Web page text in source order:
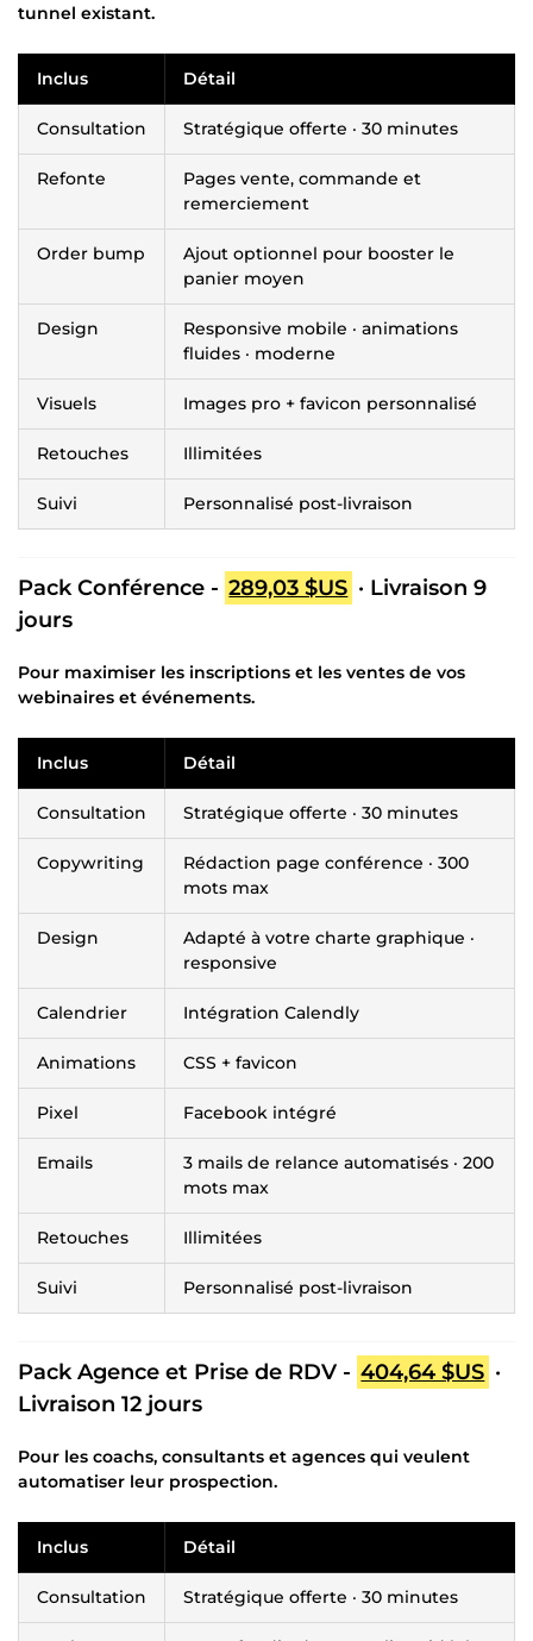
tunnel existant.
Inclus Détail
Consultation Stratégique offerte · 30 minutes
Refonte
Pages vente, commande et
remerciement
Order bump
Ajout optionnel pour booster le
panier moyen
Design
Responsive mobile · animations
fluides · moderne
Visuels Images pro + favicon personnalisé
Retouches Illimitées
Suivi Personnalisé post-livraison
Pack Conférence - 289,03 $US · Livraison 9
jours
Pour maximiser les inscriptions et les ventes de vos
webinaires et événements.
Inclus Détail
Consultation Stratégique offerte · 30 minutes
Copywriting
Rédaction page conférence · 300
mots max
Design
Adapté à votre charte graphique ·
responsive
Calendrier Intégration Calendly
Animations CSS + favicon
Pixel Facebook intégré
Emails
3 mails de relance automatisés · 200
mots max
Retouches Illimitées
Suivi Personnalisé post-livraison
Pack Agence et Prise de RDV - 404,64 $US ·
Livraison 12 jours
Pour les coachs, consultants et agences qui veulent
automatiser leur prospection.
Inclus Détail
Consultation Stratégique offerte · 30 minutes